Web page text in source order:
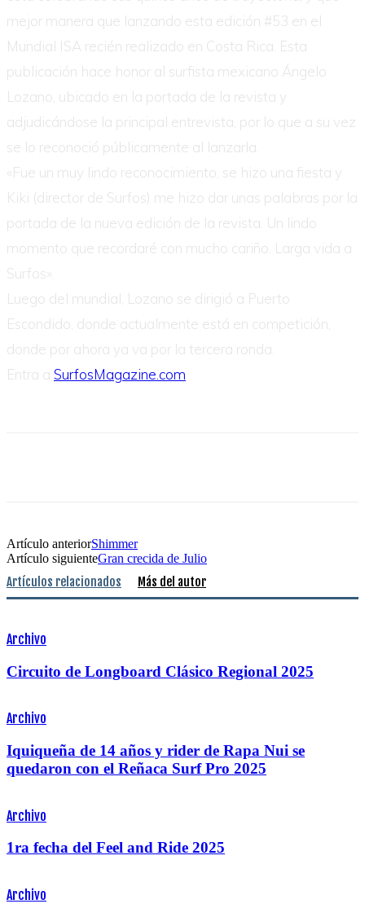
mejor manera que lanzando esta edición #53 en el
Mundial ISA recién realizado en Costa Rica. Esta
publicación hace honor al surfista mexicano Ángelo
Lozano, ubicado en la portada de la revista y
adjudicándose la principal entrevista, por lo que a su vez
se lo reconoció públicamente al lanzarla.
«Fue un muy lindo reconocimiento, se hizo una fiesta y
Kiki (director de Surfos) me hizo dar unas palabras por la
portada de la nueva edición de la revista. Un lindo
momento que recordaré con mucho cariño. Larga vida a
Surfos».
Luego del mundial, Lozano se dirigió a Puerto
Escondido, donde actualmente está en competición,
donde por ahora ya va por la tercera ronda.
Entra a SurfosMagazine.com
Artículo anteriorShimmer
Artículo siguienteGran crecida de Julio
Artículos relacionados Más del autor
Archivo
Circuito de Longboard Clásico Regional 2025
Archivo
Iquiqueña de 14 años y rider de Rapa Nui se
quedaron con el Reñaca Surf Pro 2025
Archivo
1ra fecha del Feel and Ride 2025
Archivo